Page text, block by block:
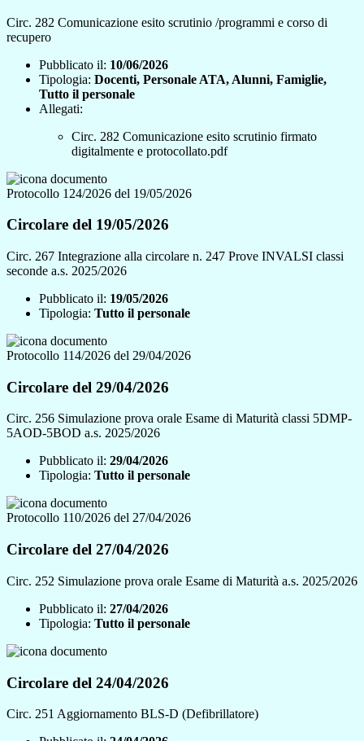
Circ. 282 Comunicazione esito scrutinio /programmi e corso di
recupero
Pubblicato il: 10/06/2026
Tipologia: Docenti, Personale ATA, Alunni, Famiglie,
Tutto il personale
Allegati:
Circ. 282 Comunicazione esito scrutinio firmato
digitalmente e protocollato.pdf
Protocollo 124/2026 del 19/05/2026
Circolare del 19/05/2026
Circ. 267 Integrazione alla circolare n. 247 Prove INVALSI classi
seconde a.s. 2025/2026
Pubblicato il: 19/05/2026
Tipologia: Tutto il personale
Protocollo 114/2026 del 29/04/2026
Circolare del 29/04/2026
Circ. 256 Simulazione prova orale Esame di Maturità classi 5DMP-
5AOD-5BOD a.s. 2025/2026
Pubblicato il: 29/04/2026
Tipologia: Tutto il personale
Protocollo 110/2026 del 27/04/2026
Circolare del 27/04/2026
Circ. 252 Simulazione prova orale Esame di Maturità a.s. 2025/2026
Pubblicato il: 27/04/2026
Tipologia: Tutto il personale
Circolare del 24/04/2026
Circ. 251 Aggiornamento BLS-D (Defibrillatore)